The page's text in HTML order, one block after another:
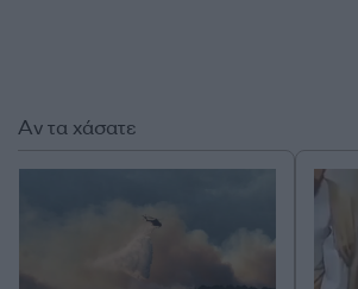
Αν τα χάσατε